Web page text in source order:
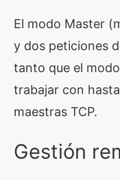
El modo Master
y dos peticiones
tanto que el
trabajar con
maestras TCP.
Gestión